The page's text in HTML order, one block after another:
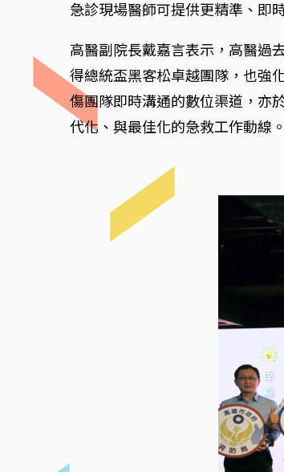
急診現場醫師可提供更精準、即
高醫副院長戴嘉言表示，高醫過
得總統盃黑客松卓越團隊，也強
傷團隊即時溝通的數位渠道，亦
代化、與最佳化的急救工作動線。